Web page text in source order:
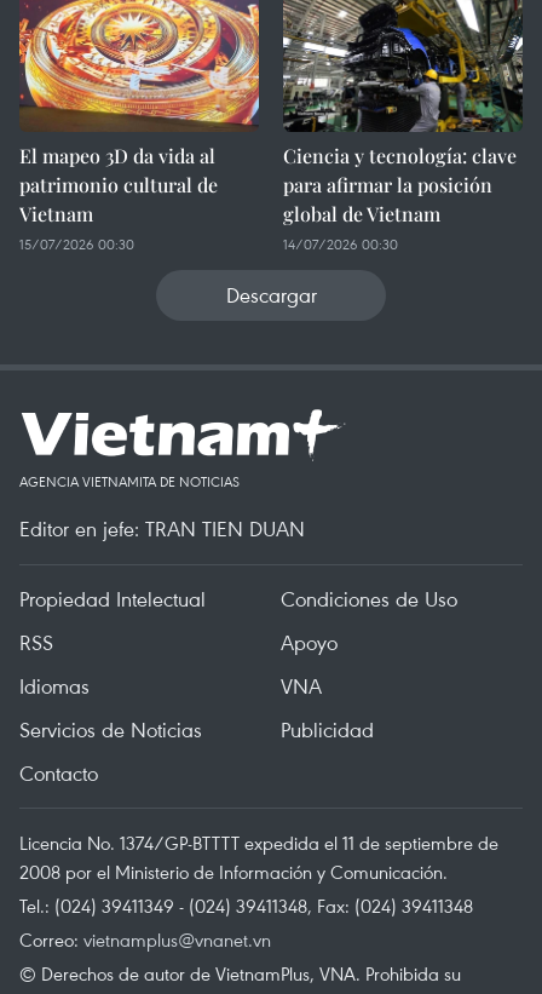
El mapeo 3D da vida al
patrimonio cultural de
Vietnam
15/07/2026 00:30
Ciencia y tecnología: clave
para afirmar la posición
global de Vietnam
14/07/2026 00:30
Descargar
AGENCIA VIETNAMITA DE NOTICIAS
Editor en jefe: TRAN TIEN DUAN
Propiedad Intelectual
Condiciones de Uso
RSS
Apoyo
Idiomas
VNA
Servicios de Noticias
Publicidad
Contacto
Licencia No. 1374/GP-BTTTT expedida el 11 de septiembre de
2008 por el Ministerio de Información y Comunicación.
Tel.: (024) 39411349 - (024) 39411348, Fax: (024) 39411348
Correo: vietnamplus@vnanet.vn
© Derechos de autor de VietnamPlus, VNA. Prohibida su